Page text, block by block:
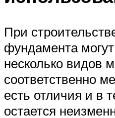
При
фундамента
несколько видов
соответственно
есть отличия и в
остается